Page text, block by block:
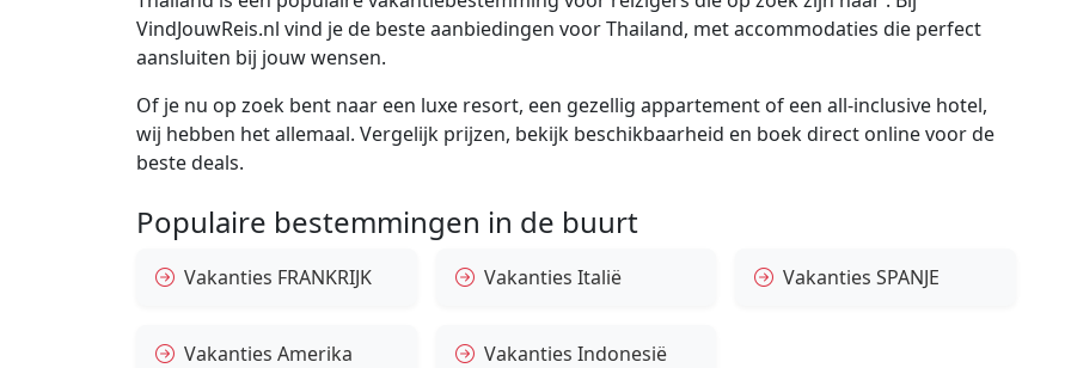
VindJouwReis.nl vind je de beste aanbiedingen voor Thailand, met accommodaties die perfect
aansluiten bij jouw wensen.
Of je nu op zoek bent naar een luxe resort, een gezellig appartement of een all-inclusive hotel,
wij hebben het allemaal. Vergelijk prijzen, bekijk beschikbaarheid en boek direct online voor de
beste deals.
Populaire bestemmingen in de buurt
Vakanties FRANKRIJK Vakanties Italië Vakanties SPANJE
Vakanties Amerika Vakanties Indonesië